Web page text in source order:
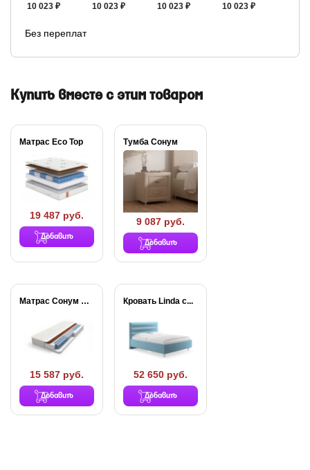
10 023 ₽
10 023 ₽
10 023 ₽
10 023 ₽
Без переплат
Купить вместе с этим товаром
Матрас Eco Top
19 487 руб.
Добавить
Тумба Сонум
9 087 руб.
Добавить
Матрас Сонум Balance...
15 587 руб.
Добавить
Кровать Linda с...
52 650 руб.
Добавить